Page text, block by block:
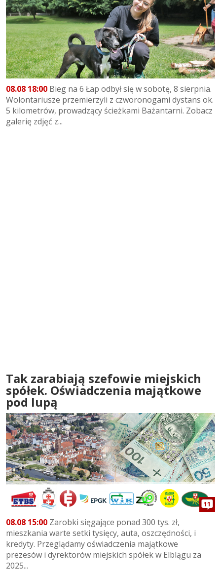
08.08 18:00 Bieg na 6 Łap odbył się w sobotę, 8 sierpnia.
Wolontariusze przemierzyli z czworonogami dystans ok.
5 kilometrów, prowadzący ścieżkami Bażantarni. Zobacz
galerię zdjęć z...
Tak zarabiają szefowie miejskich
spółek. Oświadczenia majątkowe
pod lupą
11
08.08 15:00 Zarobki sięgające ponad 300 tys. zł,
mieszkania warte setki tysięcy, auta, oszczędności, i
kredyty. Przeglądamy oświadczenia majątkowe
prezesów i dyrektorów miejskich spółek w Elblągu za
2025...